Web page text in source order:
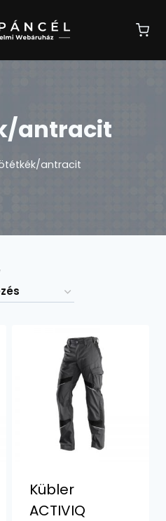
antracit
antracit
Kübler
ACTIVIQ